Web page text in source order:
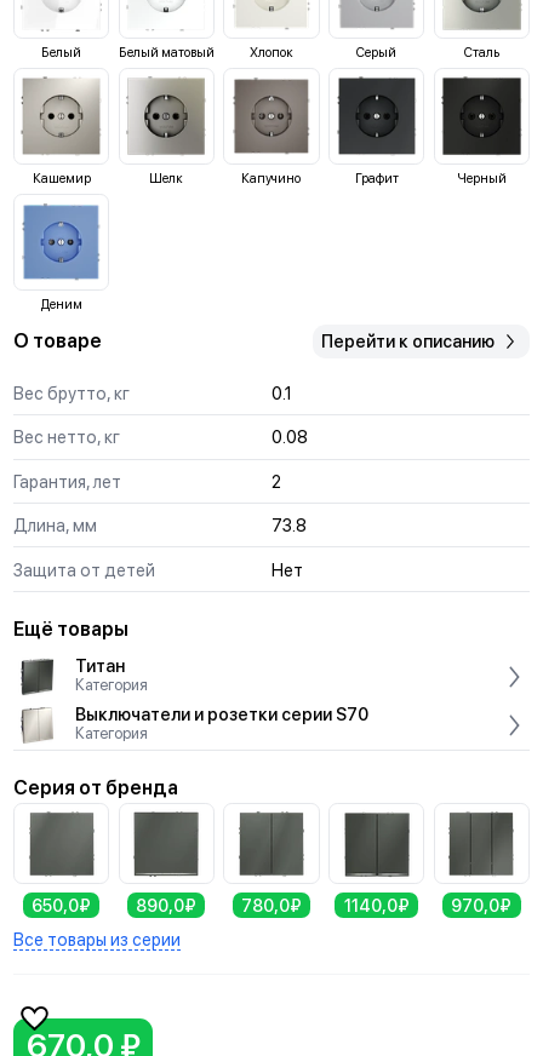
Белый Белый матовый Хлопок Серый Сталь
Кашемир Шелк Капучино Графит Черный
Деним
О товаре Перейти к описанию
Вес брутто, кг 0.1
Вес нетто, кг 0.08
Гарантия, лет 2
Длина, мм 73.8
Защита от детей Нет
Ещё товары
Титан
Категория
Выключатели и розетки серии S70
Категория
Серия от бренда
650,0₽ 890,0₽ 780,0₽ 1140,0₽
970,0₽
Все товары из серии
670,0 ₽